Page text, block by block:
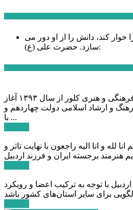
خوار كند، دانش را از او دور می
سازد.حضرت علی (ع):
عملیات اجرایی مجتمع فرهنگی و هنری کلور از سال ۱۳۹۳ آغاز
و ارشاد اسلامی دولت چهاردهم و
با ...
لله و انا الیه راجعون با نهایت تاثر و
با توجه به ترکیب اعضا و رویکرد